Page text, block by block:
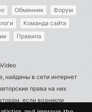
Обменник
Форум
Команда сайта
Правила
найдены в сети интернет
права на них
если возникли